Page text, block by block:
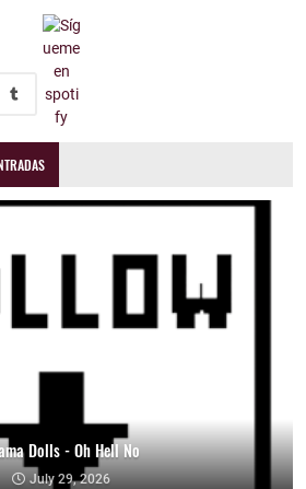
Dolls - Oh Hell No
July 29, 2026